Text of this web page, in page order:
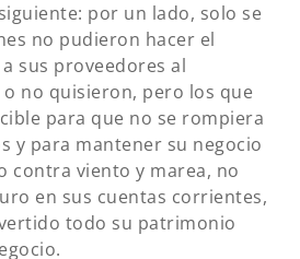
por un lado, solo se
no pudieron hacer el
sus proveedores al
no quisieron, pero los que
para que no se rompiera
y para mantener su negocio
contra viento y marea, no
en sus cuentas corrientes,
todo su patrimonio